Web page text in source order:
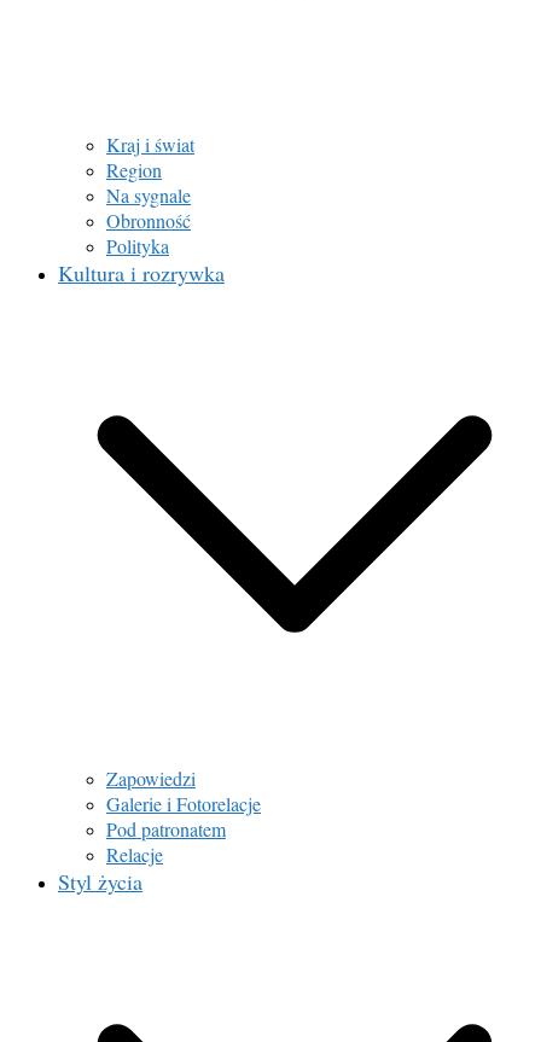
Kraj i świat
Region
Na sygnale
Obronność
Polityka
Kultura i rozrywka
Zapowiedzi
Galerie i Fotorelacje
Pod patronatem
Relacje
Styl życia